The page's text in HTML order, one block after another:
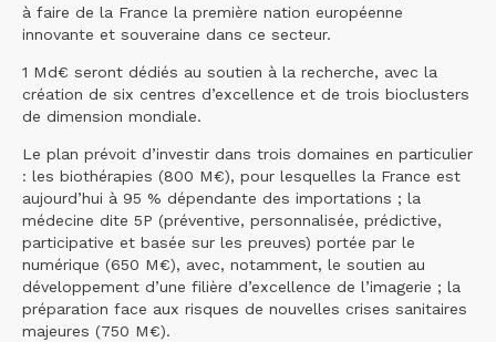
à faire de la France la première nation européenne
innovante et souveraine dans ce secteur.
1 Md€ seront dédiés au soutien à la recherche, avec la
création de six centres d’excellence et de trois bioclusters
de dimension mondiale.
Le plan prévoit d’investir dans trois domaines en particulier
: les biothérapies (800 M€), pour lesquelles la France est
aujourd’hui à 95 % dépendante des importations ; la
médecine dite 5P (préventive, personnalisée, prédictive,
participative et basée sur les preuves) portée par le
numérique (650 M€), avec, notamment, le soutien au
développement d’une filière d’excellence de l’imagerie ; la
préparation face aux risques de nouvelles crises sanitaires
majeures (750 M€).